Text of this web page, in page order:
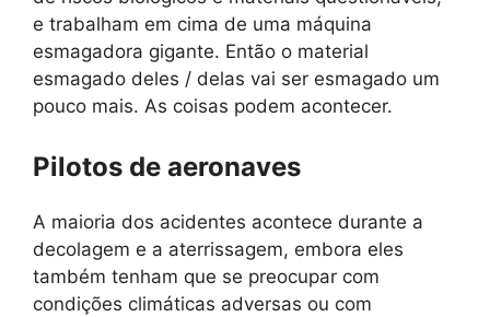
e trabalham em cima de uma máquina
esmagadora gigante. Então o material
esmagado deles / delas vai ser esmagado um
pouco mais. As coisas podem acontecer.
Pilotos de aeronaves
A maioria dos acidentes acontece durante a
decolagem e a aterrissagem, embora eles
também tenham que se preocupar com
condições climáticas adversas ou com